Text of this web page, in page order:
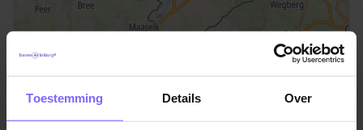
Toestemming Details Over©TomTom
Locatie Roggel